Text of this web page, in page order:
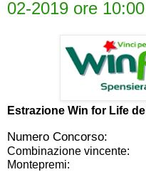
02-2019 ore 10:00
Estrazione Win for Life del
Numero Concorso:
Combinazione vincente:
Montepremi: